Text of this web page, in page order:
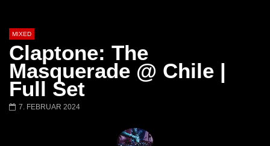
MIXED
Claptone: The
Masquerade @ Chile |
Full Set
7. FEBRUAR 2024